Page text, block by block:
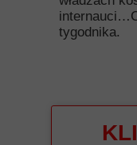
tygodnika.